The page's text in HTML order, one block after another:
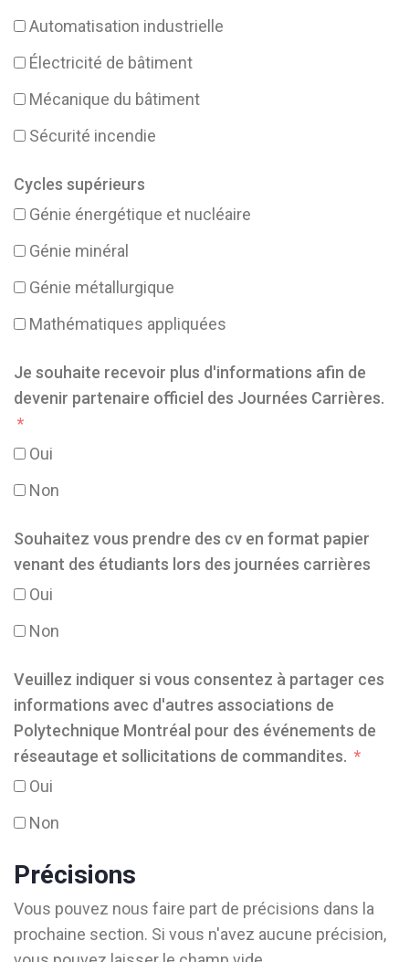
Automatisation industrielle
Électricité de bâtiment
Mécanique du bâtiment
Sécurité incendie
Cycles supérieurs
Génie énergétique et nucléaire
Génie minéral
Génie métallurgique
Mathématiques appliquées
Je souhaite recevoir plus d'informations afin de
devenir partenaire officiel des Journées Carrières.
Oui
Non
Souhaitez vous prendre des cv en format papier
venant des étudiants lors des journées carrières
Oui
Non
Veuillez indiquer si vous consentez à partager ces
informations avec d'autres associations de
Polytechnique Montréal pour des événements de
réseautage et sollicitations de commandites.
Oui
Non
Précisions
Vous pouvez nous faire part de précisions dans la
prochaine section. Si vous n'avez aucune précision,